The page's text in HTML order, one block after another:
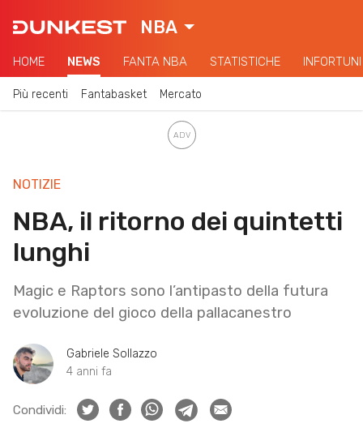
NBA
HOME NEWS FANTA NBA STATISTICHE INFORTUNI
Più recenti Fantabasket Mercato
NOTIZIE
NBA, il ritorno dei quintetti
lunghi
Magic e Raptors sono l’antipasto della futura
evoluzione del gioco della pallacanestro
Gabriele Sollazzo
4 anni fa
Condividi: